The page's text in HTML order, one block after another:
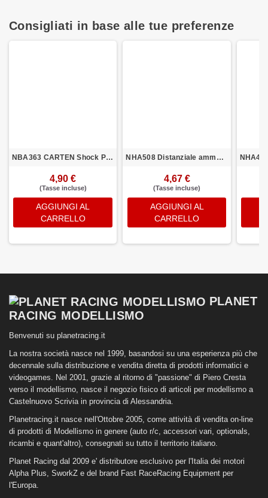
Consigliati in base alle tue preferenze
NBA363 CARTEN Shock Piston 3×1,2mm (4)
4,90 €
(Tasse incluse)
AGGIUNGI AL
CARRELLO
NHA508 Distanziale ammortizzatore CARTEN (POM)
4,67 €
(Tasse incluse)
AGGIUNGI AL
CARRELLO
PLANET
RACING MODELLISMO
Benvenuti su planetracing.it
La nostra società nasce nel 1999, basandosi su una esperienza più che
decennale sulla distribuzione e vendita diretta di prodotti informatici e
videogames. Nel 2001, grazie al ritorno di "passione" di Piero Cresta
verso il modellismo, nasce il negozio fisico di articoli per modellismo a
Castelnuovo Scrivia in provincia di Alessandria.
Planetracing.it nasce nell'Ottobre 2005, come attività di vendita on-line
di prodotti di Modellismo in genere (auto r/c, accessori vari, optionals,
ricambi e quant'altro), consegnati su tutto il territorio italiano.
Planet Racing dal 2009 e' distributore esclusivo per l'Italia dei motori
Alpha Plus, SworkZ e del brand Fast RaceRacing Equipment per
l'Europa.